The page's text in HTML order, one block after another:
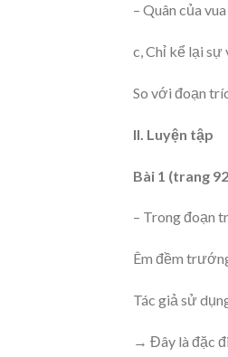
– Quân của
c, Chỉ kể lại sự
So với đoạn
II. Luyện tập
Bài 1 (trang
– Trong đoạn
Êm đềm
Tác giả sử
→ Đây là đặc